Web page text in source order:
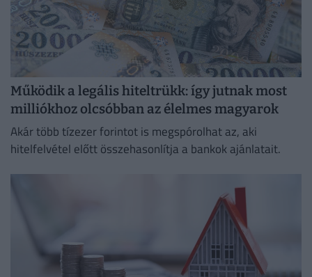
Működik a legális hiteltrükk: így jutnak most
milliókhoz olcsóbban az élelmes magyarok
Akár több tízezer forintot is megspórolhat az, aki
hitelfelvétel előtt összehasonlítja a bankok ajánlatait.